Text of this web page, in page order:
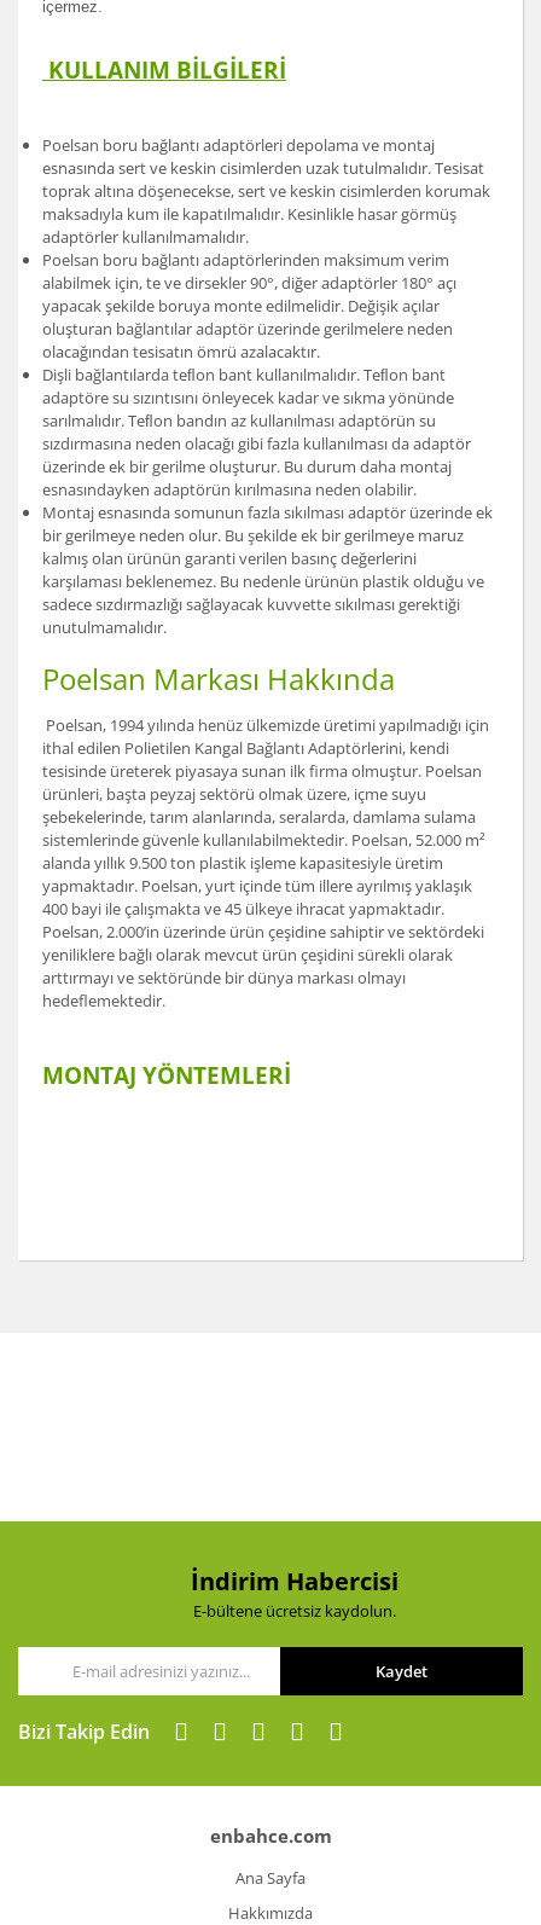
içermez.
KULLANIM BİLGİLERİ
Poelsan boru bağlantı adaptörleri depolama ve montaj
esnasında sert ve keskin cisimlerden uzak tutulmalıdır. Tesisat
toprak altına döşenecekse, sert ve keskin cisimlerden korumak
maksadıyla kum ile kapatılmalıdır. Kesinlikle hasar görmüş
adaptörler kullanılmamalıdır.
Poelsan boru bağlantı adaptörlerinden maksimum verim
alabilmek için, te ve dirsekler 90°, diğer adaptörler 180° açı
yapacak şekilde boruya monte edilmelidir. Değişik açılar
oluşturan bağlantılar adaptör üzerinde gerilmelere neden
olacağından tesisatın ömrü azalacaktır.
Dişli bağlantılarda teﬂon bant kullanılmalıdır. Teﬂon bant
adaptöre su sızıntısını önleyecek kadar ve sıkma yönünde
sarılmalıdır. Teﬂon bandın az kullanılması adaptörün su
sızdırmasına neden olacağı gibi fazla kullanılması da adaptör
üzerinde ek bir gerilme oluşturur. Bu durum daha montaj
esnasındayken adaptörün kırılmasına neden olabilir.
Montaj esnasında somunun fazla sıkılması adaptör üzerinde ek
bir gerilmeye neden olur. Bu şekilde ek bir gerilmeye maruz
kalmış olan ürünün garanti verilen basınç değerlerini
karşılaması beklenemez. Bu nedenle ürünün plastik olduğu ve
sadece sızdırmazlığı sağlayacak kuvvette sıkılması gerektiği
unutulmamalıdır.
Poelsan Markası Hakkında
Poelsan, 1994 yılında henüz ülkemizde üretimi yapılmadığı için
ithal edilen Polietilen Kangal Bağlantı Adaptörlerini, kendi
tesisinde üreterek piyasaya sunan ilk firma olmuştur. Poelsan
ürünleri, başta peyzaj sektörü olmak üzere, içme suyu
şebekelerinde, tarım alanlarında, seralarda, damlama sulama
sistemlerinde güvenle kullanılabilmektedir. Poelsan, 52.000 m²
alanda yıllık 9.500 ton plastik işleme kapasitesiyle üretim
yapmaktadır. Poelsan, yurt içinde tüm illere ayrılmış yaklaşık
400 bayi ile çalışmakta ve 45 ülkeye ihracat yapmaktadır.
Poelsan, 2.000’in üzerinde ürün çeşidine sahiptir ve sektördeki
yeniliklere bağlı olarak mevcut ürün çeşidini sürekli olarak
arttırmayı ve sektöründe bir dünya markası olmayı
hedeflemektedir.
MONTAJ YÖNTEMLERİ
Ürün fiyatı diğer sitelerden daha pahalı.
Gönder
İndirim Habercisi
E-bültene ücretsiz kaydolun.
Kaydet
Bizi Takip Edin
enbahce.com
Ana Sayfa
Hakkımızda